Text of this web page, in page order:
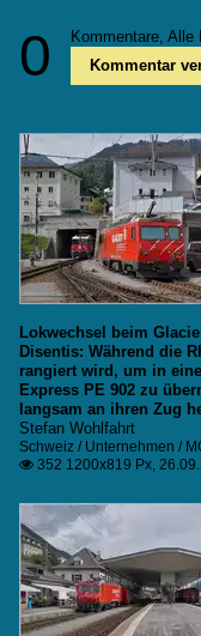
0 Kommentare, Alle
Kommentar
Lokwechsel beim
Disentis: Während die
rangiert wird, um in
Express PE 902 zu
langsam an ihren Zug
Stefan Wohlfahrt
Schweiz / Unternehmen /
 352 1200x819 Px,